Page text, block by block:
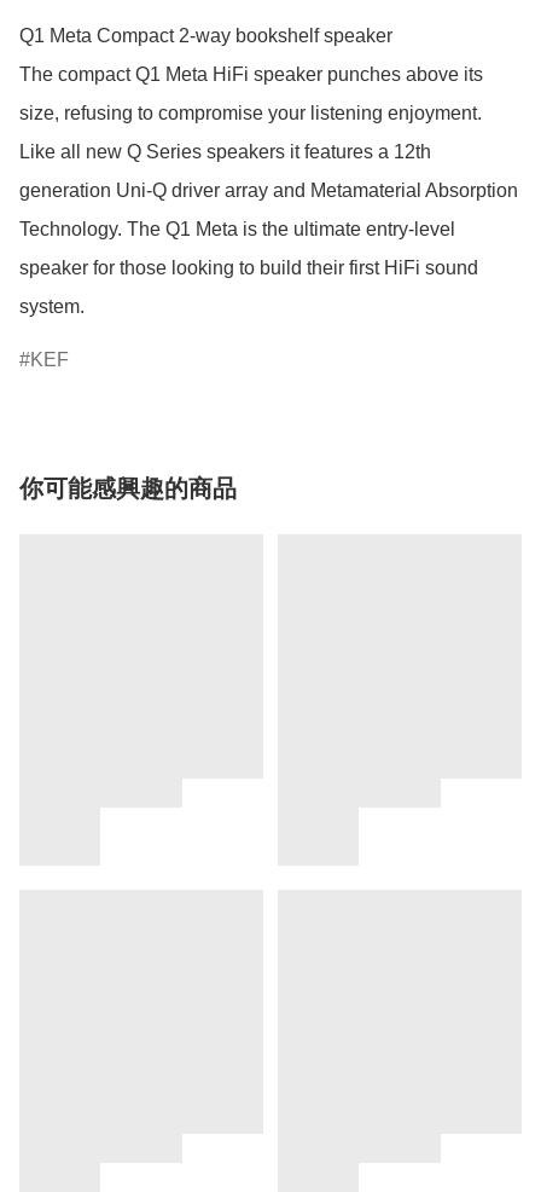
Q1 Meta Compact 2-way bookshelf speaker​
The compact Q1 Meta HiFi speaker punches above its
size, refusing to compromise your listening enjoyment.
Like all new Q Series speakers it features a 12th
generation Uni-Q driver array and Metamaterial Absorption
Technology. The Q1 Meta is the ultimate entry-level
speaker for those looking to build their first HiFi sound
system.
KEF
你可能感興趣的商品